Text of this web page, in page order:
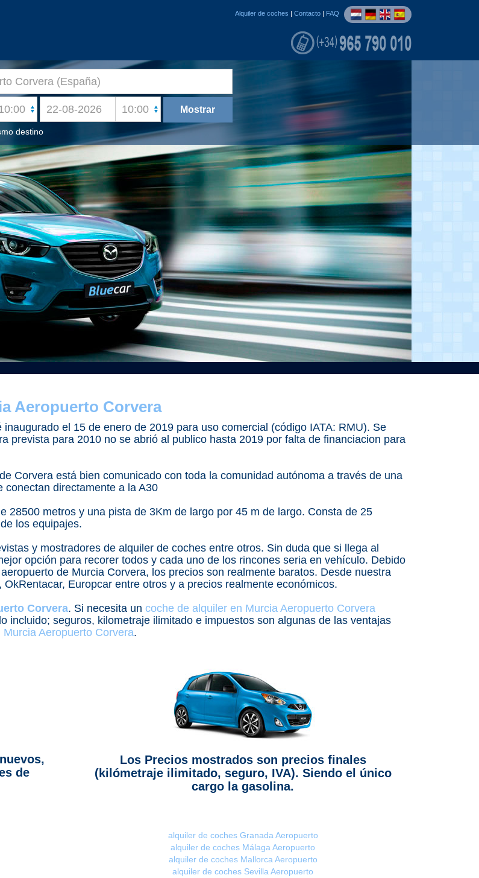
Alquiler de coches | Contacto | FAQ
Aeropuerto Corvera
el 15 de enero de 2019 para uso comercial (código IATA: RMU). Se
prevista para 2010 no se abrió al publico hasta 2019 por falta de financiacion para
Corvera está bien comunicado con toda la comunidad autónoma a través de una
conectan directamente a la A30
28500 metros y una pista de 3Km de largo por 45 m de largo. Consta de 25
los equipajes.
y mostradores de alquiler de coches entre otros. Sin duda que si llega al
opción para recorer todos y cada uno de los rincones seria en vehículo. Debido
de Murcia Corvera, los precios son realmente baratos. Desde nuestra
Europcar entre otros y a precios realmente económicos.
Corvera. Si necesita un coche de alquiler en Murcia Aeropuerto Corvera
incluido; seguros, kilometraje ilimitado e impuestos son algunas de las ventajas
Aeropuerto Corvera.
de
Los Precios mostrados son precios finales
(kilómetraje ilimitado, seguro, IVA). Siendo el único
cargo la gasolina.
alquiler de coches Granada Aeropuerto
alquiler de coches Málaga Aeropuerto
alquiler de coches Mallorca Aeropuerto
alquiler de coches Sevilla Aeropuerto
destino